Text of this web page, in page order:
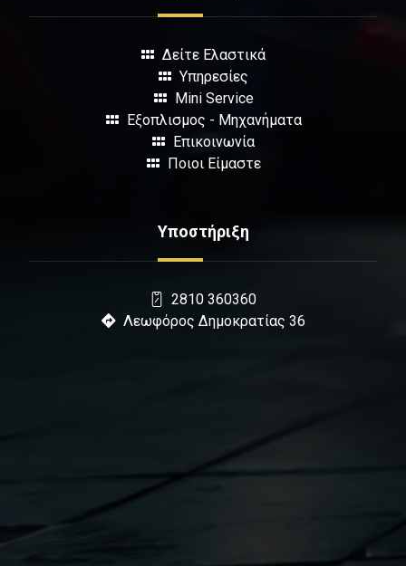
Δείτε Ελαστικά
Υπηρεσίες
Mini Service
Εξοπλισμος - Μηχανήματα
Επικοινωνία
Ποιοι Είμαστε
Υποστήριξη
2810 360360
Λεωφόρος Δημοκρατίας 36